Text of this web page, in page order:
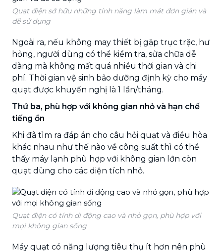
Quạt điện sở hữu những tính năng làm mát đơn giản và
dễ sử dụng
Ngoài ra, nếu không may thiết bị gặp trục trặc, hư
hỏng, người dùng có thể kiểm tra, sửa chữa dễ
dàng mà không mất quá nhiều thời gian và chi
phí. Thời gian vệ sinh bảo dưỡng định kỳ cho máy
quạt được khuyến nghị là 1 lần/tháng.
Thứ ba, phù hợp với không gian nhỏ và hạn chế
tiếng ồn
Khi đã tìm ra đáp án cho câu hỏi quạt và điều hòa
khác nhau như thế nào về công suất thì có thể
thấy máy lạnh phù hợp với không gian lớn còn
quạt dùng cho các diện tích nhỏ.
Quạt điện có tính di động cao và nhỏ gọn, phù hợp với
mọi không gian sống
Máy quạt có năng lượng tiêu thụ ít hơn nên phù